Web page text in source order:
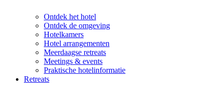
Ontdek het hotel
Ontdek de omgeving
Hotelkamers
Hotel arrangementen
Meerdaagse retreats
Meetings & events
Praktische hotelinformatie
Retreats